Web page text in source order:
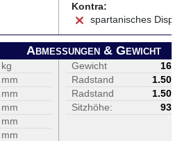
Kontra:
spartanisches
Abmessungen & Gewicht
kg
mm
mm
mm
mm
mm
Gewicht
162
Radstand
1.506
Radstand
1.506
Sitzhöhe:
935